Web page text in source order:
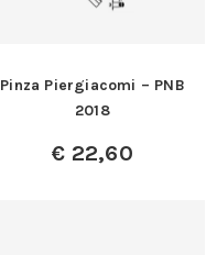
Pinza Piergiacomi – PNB
2018
€ 22,60